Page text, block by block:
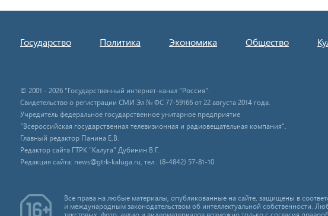
Государство Политика Экономика Общество
© 2001 - 2026 "Государственный интернет-канал "Россия".
Свидетельство о регистрации СМИ Эл № ФС 77-59166 от 22 августа 2014 года.
Учредитель федеральное государственное унитарное предприятие
"Всероссийская государственная телевизионная и радиовещательная компания".
Главный редактор Панина Е.В.
Редактор сайта ГТРК "Калуга" Дубинин В.Г.
Редакция сайта: news@gtrk-kaluga.ru, тел.: (8-4842) 57-81-10
Все права на любые материалы, опубликованные на сайте, защищены в
и международным законодательством об интеллектуальной собственности.